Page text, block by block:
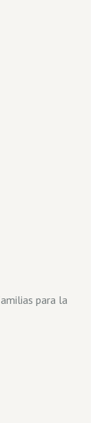
para la